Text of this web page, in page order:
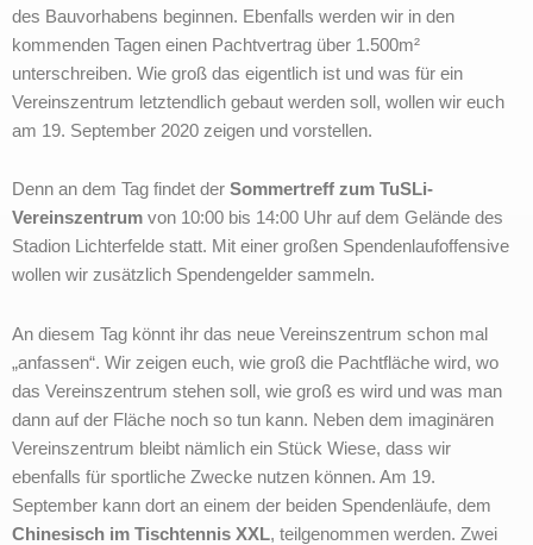
des Bauvorhabens beginnen. Ebenfalls werden wir in den
kommenden Tagen einen Pachtvertrag über 1.500m²
unterschreiben. Wie groß das eigentlich ist und was für ein
Vereinszentrum letztendlich gebaut werden soll, wollen wir euch
am 19. September 2020 zeigen und vorstellen.
Denn an dem Tag findet der Sommertreff zum TuSLi-
Vereinszentrum von 10:00 bis 14:00 Uhr auf dem Gelände des
Stadion Lichterfelde statt. Mit einer großen Spendenlaufoffensive
wollen wir zusätzlich Spendengelder sammeln.
An diesem Tag könnt ihr das neue Vereinszentrum schon mal
„anfassen“. Wir zeigen euch, wie groß die Pachtfläche wird, wo
das Vereinszentrum stehen soll, wie groß es wird und was man
dann auf der Fläche noch so tun kann. Neben dem imaginären
Vereinszentrum bleibt nämlich ein Stück Wiese, dass wir
ebenfalls für sportliche Zwecke nutzen können. Am 19.
September kann dort an einem der beiden Spendenläufe, dem
Chinesisch im Tischtennis XXL, teilgenommen werden. Zwei